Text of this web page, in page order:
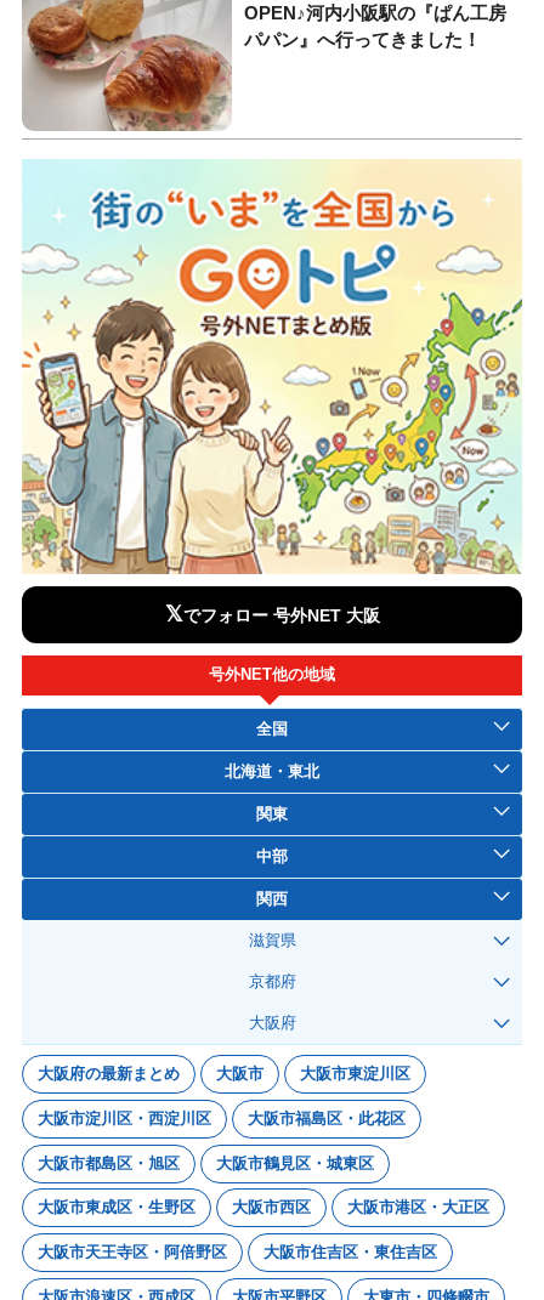
OPEN♪河内小阪駅の『ぱん工房
パパン』へ行ってきました！
𝕏でフォロー 号外NET 大阪
号外NET他の地域
全国
北海道・東北
関東
中部
関西
滋賀県
京都府
大阪府
大阪府の最新まとめ 大阪市 大阪市東淀川区
大阪市淀川区・西淀川区 大阪市福島区・此花区
大阪市都島区・旭区 大阪市鶴見区・城東区
大阪市東成区・生野区 大阪市西区 大阪市港区・大正区
大阪市天王寺区・阿倍野区 大阪市住吉区・東住吉区